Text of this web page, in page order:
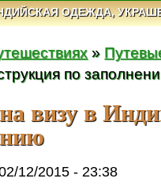
ОДЕЖДА,
»
по
визу в
12/2015 - 23:38